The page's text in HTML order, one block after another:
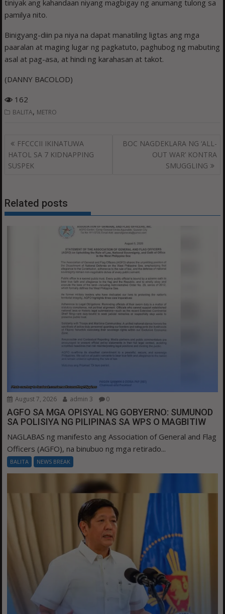
tiniyak ang kahandaan niyang magbigay ng anumang tulong sa
pamilya nito.
Binigyang-diin pa niya na dapat manatiling ligtas ang mga
paaralan at maging lugar ng pagkatuto, paghubog ng mabuting
asal at pag-asa, at hindi ng karahasan at takot.
(DANNY BACOLOD)
162
BALITA, METRO
Post
navigation
FFCCCII IKINATUWA
HATOL SA 7 KIDNAPPING
SUSPEK
BOC NAGDEKLARA NG ‘ALL-
OUT WAR’ KONTRA
SMUGGLING
Related posts
August 7, 2026 admin 3 0
AGFO SA MGA OPISYAL NG GOBYERNO: SUMUNOD
SA POLISIYA NG PILIPINAS SA WPS O MAGBITIW
NAGLABAS ng manifesto ang Association of General and Flag
Officers (AGFO), na binubuo ng mga retirado...
BALITA NEWS BREAK